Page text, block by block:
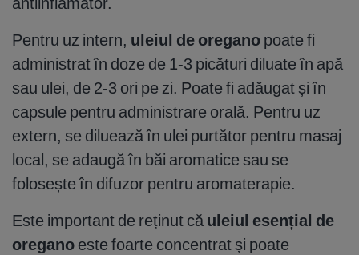
Pentru uz intern, uleiul de oregano poate fi
administrat în doze de 1-3 picături diluate în apă
sau ulei, de 2-3 ori pe zi. Poate fi adăugat și în
capsule pentru administrare orală. Pentru uz
extern, se diluează în ulei purtător pentru masaj
local, se adaugă în băi aromatice sau se
folosește în difuzor pentru aromaterapie.
Este important de reținut că uleiul esențial de
oregano este foarte concentrat și poate